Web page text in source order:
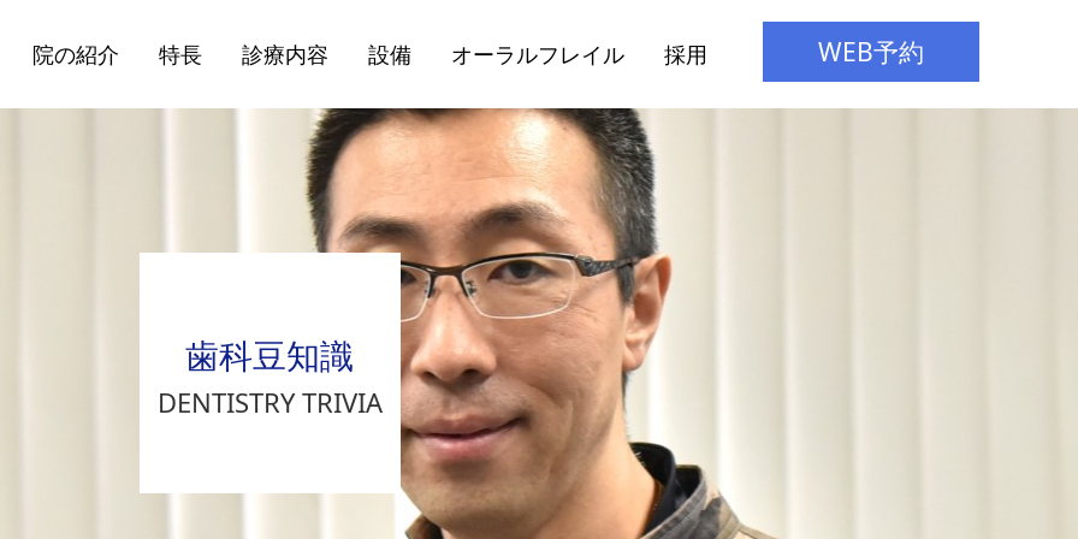
WEB予約
院の紹介 特長 診療内容 設備 オーラルフレイル 採用
歯科豆知識
DENTISTRY TRIVIA